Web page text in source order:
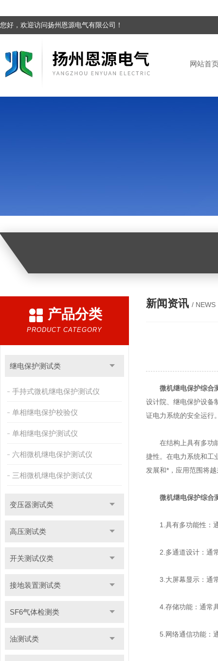
您好，欢迎访问扬州恩源电气有限公司！
网站首
产品分类
PRODUCT CATEGORY
继电保护测试类
手持式微机继电保护测试仪
单相继电保护校验仪
单相继电保护测试仪
六相微机继电保护测试仪
三相微机继电保护测试仪
变压器测试类
高压测试类
开关测试仪类
接地装置测试类
SF6气体检测类
油测试类
新闻资讯 / NEWS
微机继电保护综合
设计院、继电保护设备
证电力系统的安全运行
在结构上具有多功能
捷性。在电力系统和工
发展和*，应用范围将
微机继电保护综合
1.具有多功能性：通
2.多通道设计：通常
3.大屏幕显示：通常
4.存储功能：通常具
5.网络通信功能：通